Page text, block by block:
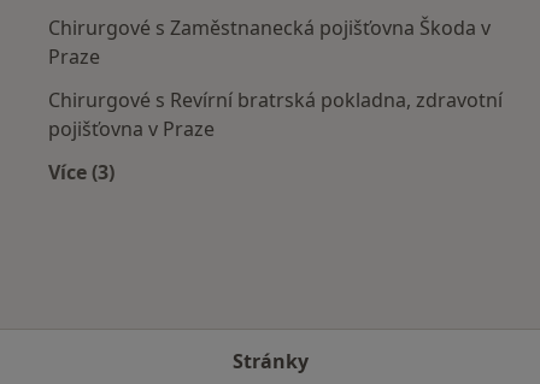
Chirurgové s Zaměstnanecká pojišťovna Škoda v
Praze
Chirurgové s Revírní bratrská pokladna, zdravotní
pojišťovna v Praze
Více (3)
Stránky